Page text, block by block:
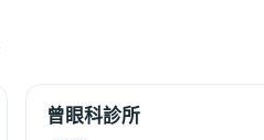
曾眼科診所